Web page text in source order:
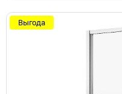
Выгода